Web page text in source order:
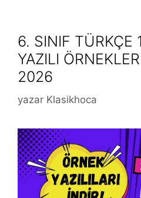
6. SINIF TÜRKÇE
YAZILI
2026
yazar Klasikhoca